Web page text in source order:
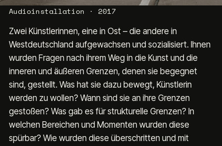
Audioinstallation · 2017
Zwei Künstlerinnen, eine in Ost – die andere in
Westdeutschland aufgewachsen und sozialisiert. Ihnen
wurden Fragen nach ihrem Weg in die Kunst und die
inneren und äußeren Grenzen, denen sie begegnet
sind, gestellt. Was hat sie dazu bewegt, Künstlerin
werden zu wollen? Wann sind sie an ihre Grenzen
gestoßen? Was gab es für strukturelle Grenzen? In
welchen Bereichen und Momenten wurden diese
spürbar? Wie wurden diese überschritten und mit